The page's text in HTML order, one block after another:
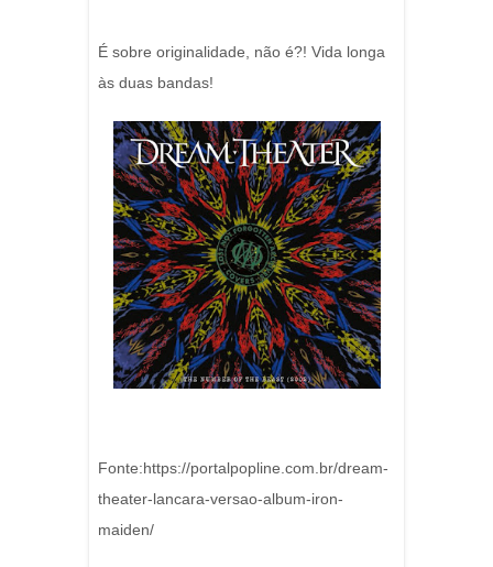
É sobre originalidade, não é?! Vida longa
às duas bandas!
Fonte:https://portalpopline.com.br/dream-
theater-lancara-versao-album-iron-
maiden/